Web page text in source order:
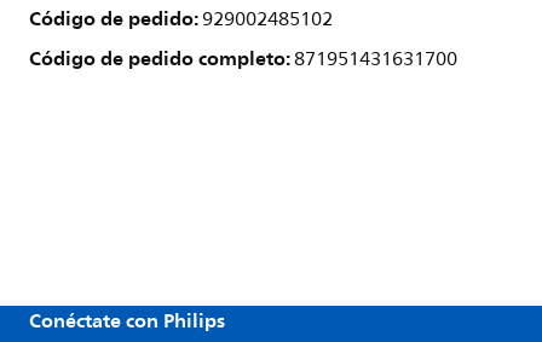
Código de pedido:929002485102
Código de pedido completo:871951431631700
Conéctate con Philips